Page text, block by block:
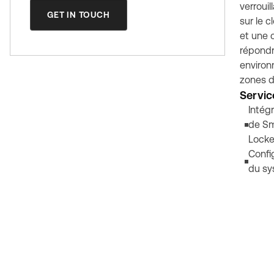
GET IN TOUCH
sur le
et une
zones
de
du